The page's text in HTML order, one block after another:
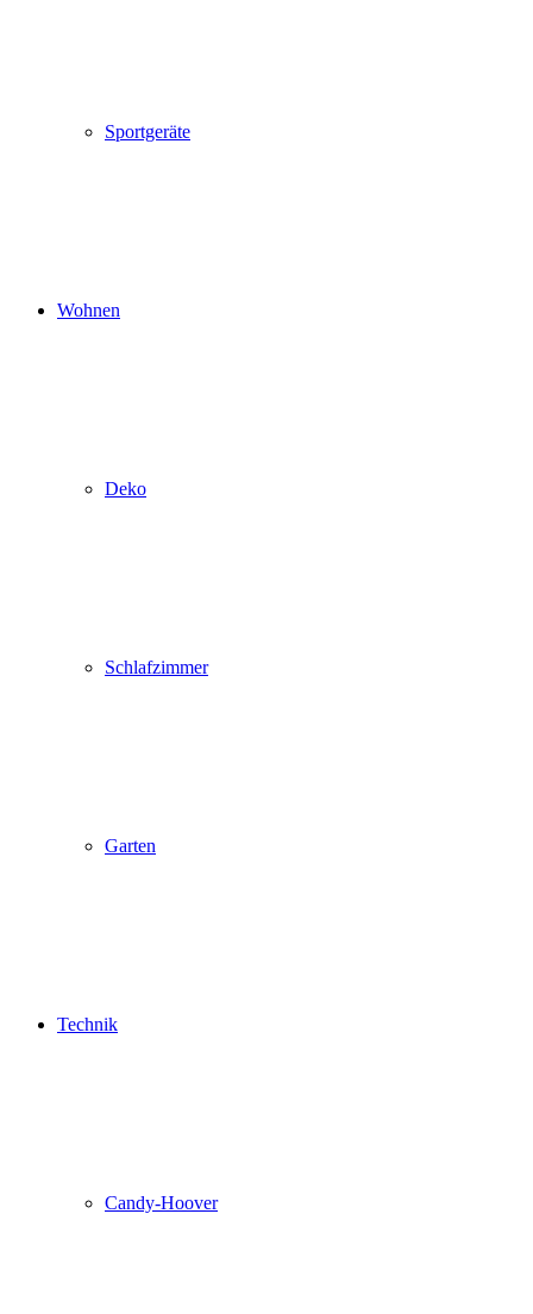
Sportgeräte
Wohnen
Deko
Schlafzimmer
Garten
Technik
Candy-Hoover